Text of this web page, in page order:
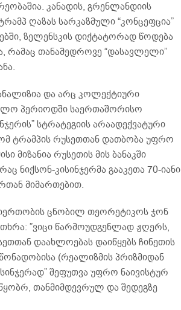
კანადის, გრენლანდიის
ღაზას სარკაზმული “კონცეფცია”
ზელენსკის დიქტატორად წოდება
რამაც თანამედროვე “დასავლელი”
და არც კოლექტიური
პერიოდში საერთაშორისო
სტრატეგიის არაადექვატური
ტრამპის რუსეთთან დათბობა უფრო
მიზანია რუსეთის მის ბანაკში
ნიქსონ-კისინჯერმა გააკეთა 70-იანი
მიმართებით.
ცნობილ თეორეტიკოს ჯონ
”ვიცი წარმოუდგენლად ჟღერს,
დაახლოებას დაიწყებს ჩინეთის
(რეალიზმის პრიზმიდან
შეფუთვა უფრო ნაივისტურ
თანმიმდევრულ და შედეგზე